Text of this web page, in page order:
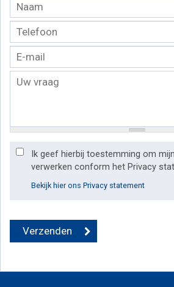
Ik geef hierbij toestemming om
verwerken conform het Privacy
Bekijk hier ons Privacy statement